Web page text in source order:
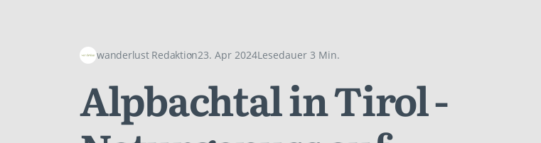
wanderlust Redaktion23. Apr 2024Lesedauer 3 Min.
Alpbachtal in Tirol -